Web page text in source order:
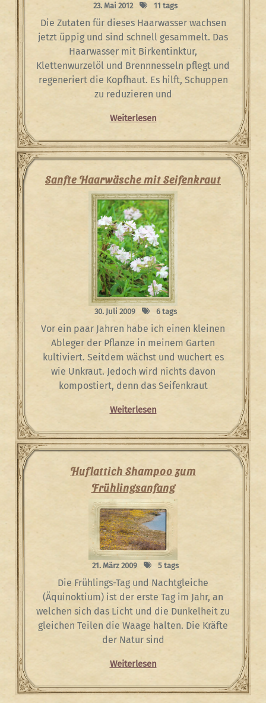
23. Mai 2012 11 tags
Die Zutaten für dieses Haarwasser wachsen
jetzt üppig und sind schnell gesammelt. Das
Haarwasser mit Birkentinktur,
Klettenwurzelöl und Brennnesseln pflegt und
regeneriert die Kopfhaut. Es hilft, Schuppen
zu reduzieren und
Weiterlesen
Sanfte Haarwäsche mit Seifenkraut
30. Juli 2009 6 tags
Vor ein paar Jahren habe ich einen kleinen
Ableger der Pflanze in meinem Garten
kultiviert. Seitdem wächst und wuchert es
wie Unkraut. Jedoch wird nichts davon
kompostiert, denn das Seifenkraut
Weiterlesen
Huflattich Shampoo zum
Frühlingsanfang
21. März 2009 5 tags
Die Frühlings-Tag und Nachtgleiche
(Äquinoktium) ist der erste Tag im Jahr, an
welchen sich das Licht und die Dunkelheit zu
gleichen Teilen die Waage halten. Die Kräfte
der Natur sind
Weiterlesen